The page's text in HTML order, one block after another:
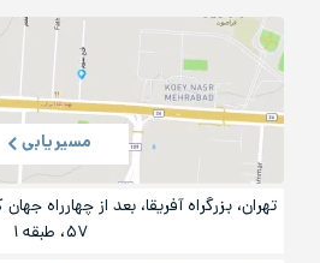
مسیریابی
تهران، بزرگراه آفریقا، بعد از چهارراه
۵۷، طبقه ۱